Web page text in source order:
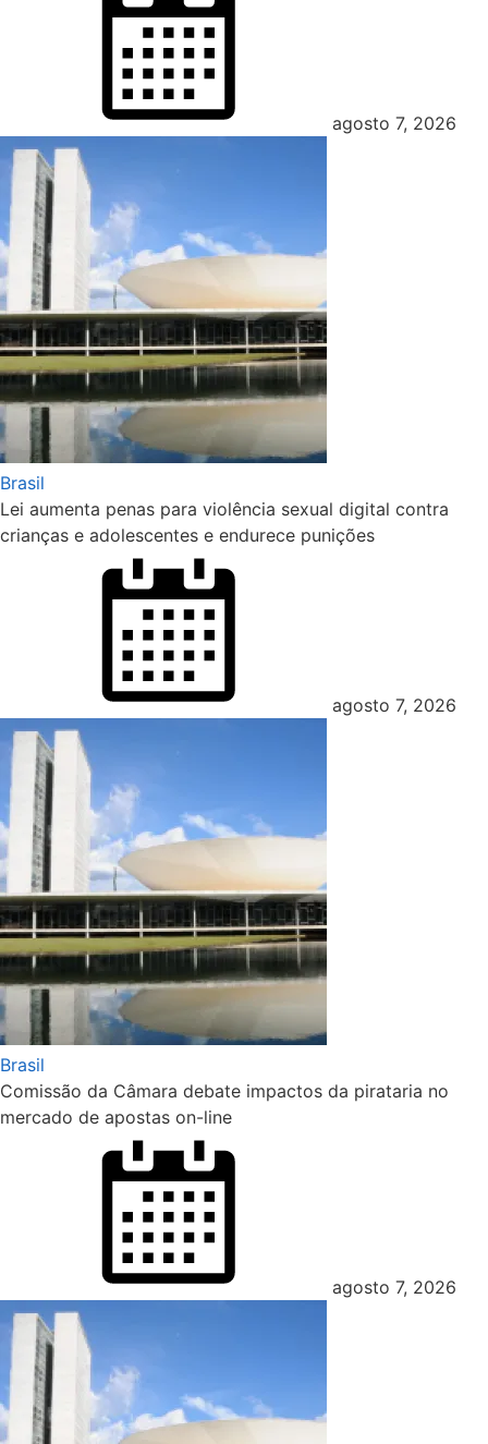
agosto 7, 2026
Brasil
Lei aumenta penas para violência sexual digital contra
crianças e adolescentes e endurece punições
agosto 7, 2026
Brasil
Comissão da Câmara debate impactos da pirataria no
mercado de apostas on-line
agosto 7, 2026